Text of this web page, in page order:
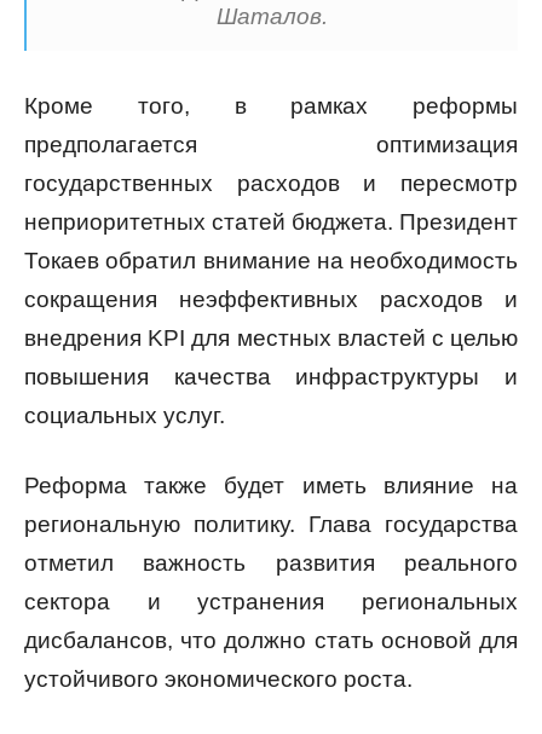
Шаталов.
Кроме того, в рамках реформы
предполагается оптимизация
государственных расходов и пересмотр
неприоритетных статей бюджета. Президент
Токаев обратил внимание на необходимость
сокращения неэффективных расходов и
внедрения KPI для местных властей с целью
повышения качества инфраструктуры и
социальных услуг.
Реформа также будет иметь влияние на
региональную политику. Глава государства
отметил важность развития реального
сектора и устранения региональных
дисбалансов, что должно стать основой для
устойчивого экономического роста.